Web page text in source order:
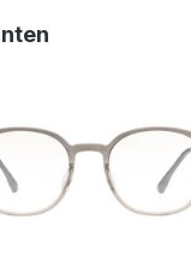
überspringen